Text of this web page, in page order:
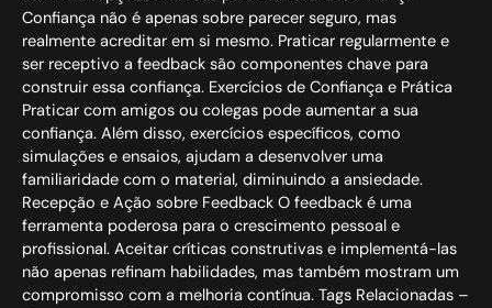
Confiança não é apenas sobre parecer seguro, mas
realmente acreditar em si mesmo. Praticar regularmente e
ser receptivo a feedback são componentes chave para
construir essa confiança. Exercícios de Confiança e Prática
Praticar com amigos ou colegas pode aumentar a sua
confiança. Além disso, exercícios específicos, como
simulações e ensaios, ajudam a desenvolver uma
familiaridade com o material, diminuindo a ansiedade.
Recepção e Ação sobre Feedback O feedback é uma
ferramenta poderosa para o crescimento pessoal e
profissional. Aceitar críticas construtivas e implementá-las
não apenas refinam habilidades, mas também mostram um
compromisso com a melhoria contínua. Tags Relacionadas –